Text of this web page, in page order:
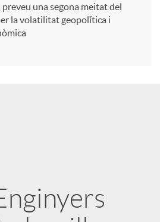
una segona meitat del
la volatilitat geopolítica i